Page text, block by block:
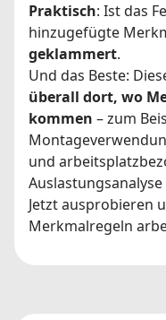
Praktisch: Ist das
hinzugefügte
geklammert.
Und das Beste:
überall dort, wo
kommen – zum
und
Jetzt ausprobieren
Merkmalregeln